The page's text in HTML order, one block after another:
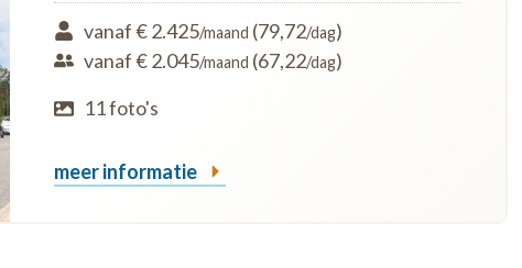
vanaf € 2.425/maand (79,72/dag)
vanaf € 2.045/maand (67,22/dag)
11 foto's
meer informatie